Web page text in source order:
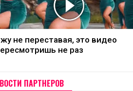
не переставая, это видео
не раз
ПАРТНЕРОВ